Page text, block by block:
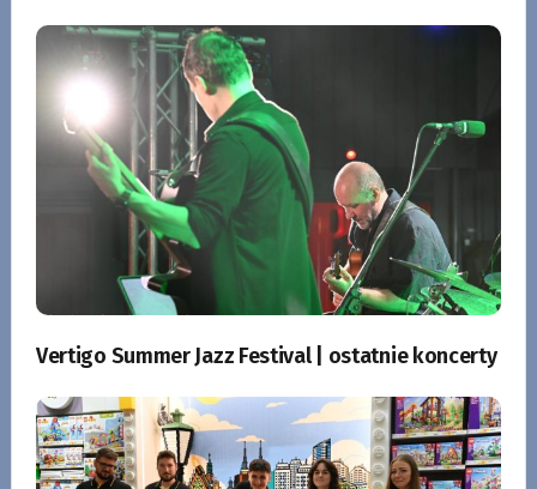
Vertigo Summer Jazz Festival | ostatnie koncerty